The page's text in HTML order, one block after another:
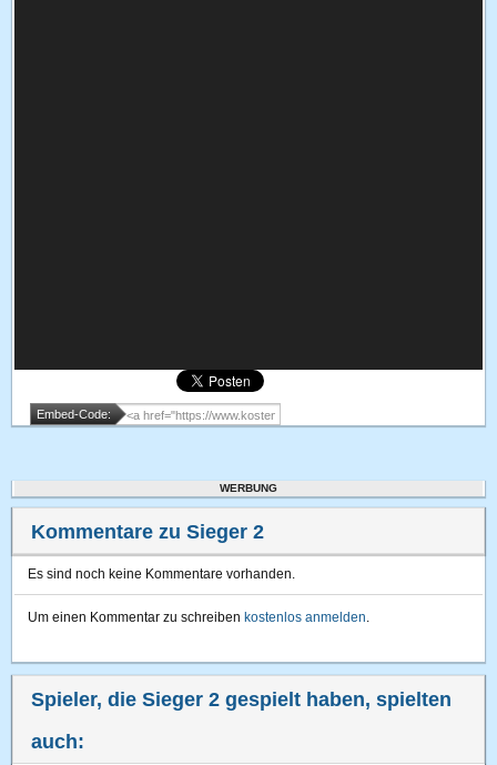
Embed-Code:
WERBUNG
Kommentare zu Sieger 2
Es sind noch keine Kommentare vorhanden.
Um einen Kommentar zu schreiben kostenlos anmelden.
Spieler, die Sieger 2 gespielt haben, spielten
auch: